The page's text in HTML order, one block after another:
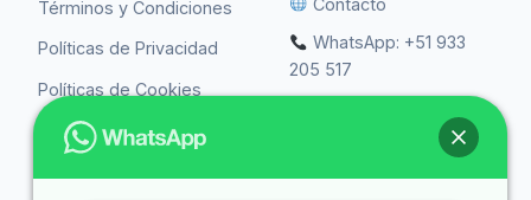
Términos y Condiciones
Políticas de Privacidad
Políticas de Cookies
WhatsApp: +51 933
205 517
ventas@purificadoresde